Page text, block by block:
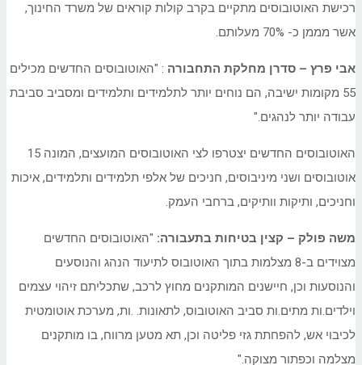
רכישת האוטובוסים מתקיים בקרב קולות קוראים של משרד החינוך,
אשר מממן כ- 70% מעלותם.
אבי פרץ – סדרן מחלקת התחבורה : "האוטובוסים החדשים מכילים
55 מקומות ישיבה, הם נוחים יותר לתלמידים ותלמידים ומסביב סביבת
עבודה יותר לנהגים."
האוטובוסים החדשים יצטרפו לצי האוטובוסים המועצים, המונה 15
אוטובוסים ושני מיניבוסים, חניכים של אלפי תלמידים ותלמידים, איכות
וחניכים, ותיקות וותיקים, ברחבי העמק.
משה פולק – קצין בטיחות בתעבורה: "האוטובוסים החדשים
מצוידים ב-8 מצלמות בתוך האוטובוס לתיעוד הנהג והנוסעים
והנוסעות וכן, חיישנים המותקנים מחוץ לרכב, שתכליתם זיהוי עצמים
וילדים.ות מתים.ות סביב האוטובוס, לתאונות. .ות, מערכת אוטומטית
לכיבוי אש, להפחתת גזי פליטה וכן, תא מטען מרווח, בו מותקנים
מצלמה וכפתור מצוקה."